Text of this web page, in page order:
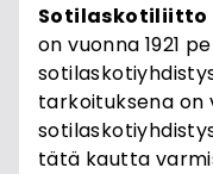
Sotilaskotiliitto
on vuonna 1921
tarkoituksena on
tätä kautta